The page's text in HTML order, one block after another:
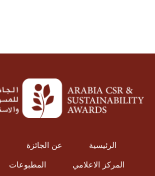
الرئيسية عن الجائزة
المركز الاعلامي
المطبوعات